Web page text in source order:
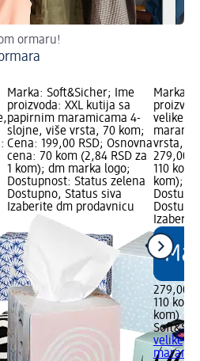
ormaru!
Marka: Soft&Sicher; Ime
proizvoda: XXL kutija sa
papirnim maramicama 4-
slojne, više vrsta, 70 kom;
Cena: 199,00 RSD; Osnovna
cena: 70 kom (2,84 RSD za
1 kom); dm marka logo;
Dostupnost: Status zelena
Dostupno, Status siva
Izaberite dm prodavnicu
Marka:
velike,
vrsta,
279,00
110 kom
kom);
279,00
110 kom
kom)
velike,